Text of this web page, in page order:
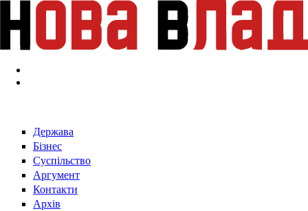
Перейти к основному содержанию
Держава
Бізнес
Суспільство
Аргумент
Контакти
Архів